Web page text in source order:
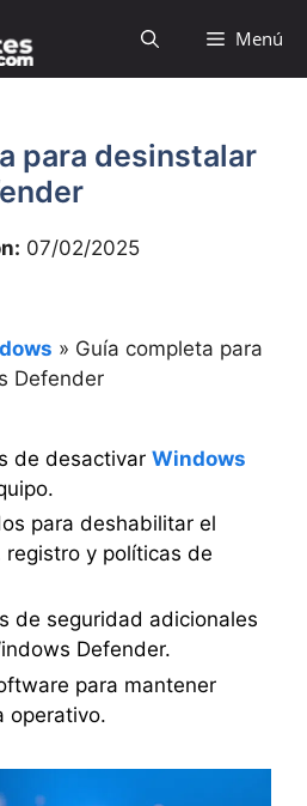
Menú
para desinstalar
07/02/2025
» Guía completa para
Defender
de desactivar Windows
para deshabilitar el
y políticas de
de seguridad adicionales
Defender.
para mantener
operativo.